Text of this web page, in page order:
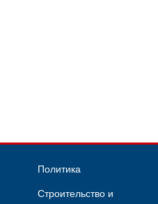
Политика
Строительство и